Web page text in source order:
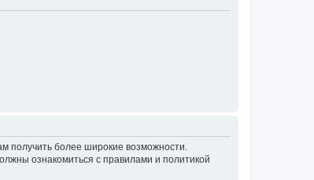
получить более широкие возможности.
ознакомиться с правилами и политикой